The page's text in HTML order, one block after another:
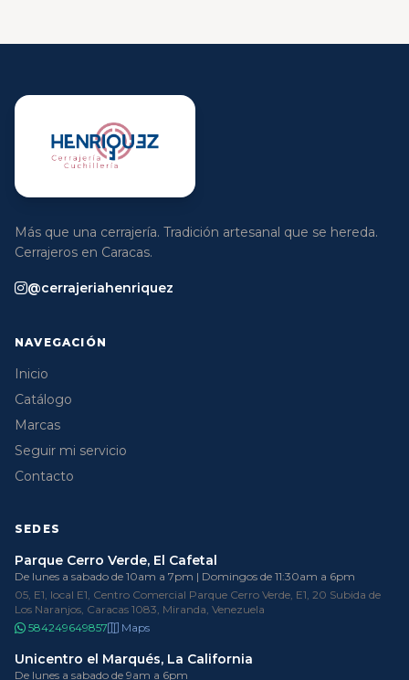
Más que una cerrajería. Tradición artesanal que se hereda.
Cerrajeros en Caracas.
@cerrajeriahenriquez
NAVEGACIÓN
Inicio
Catálogo
Marcas
Seguir mi servicio
Contacto
SEDES
Parque Cerro Verde, El Cafetal
De lunes a sabado de 10am a 7pm | Domingos de 11:30am a 6pm
05, E1, local E1, Centro Comercial Parque Cerro Verde, E1, 20 Subida de
Los Naranjos, Caracas 1083, Miranda, Venezuela
584249649857
Maps
Unicentro el Marqués, La California
De lunes a sabado de 9am a 6pm